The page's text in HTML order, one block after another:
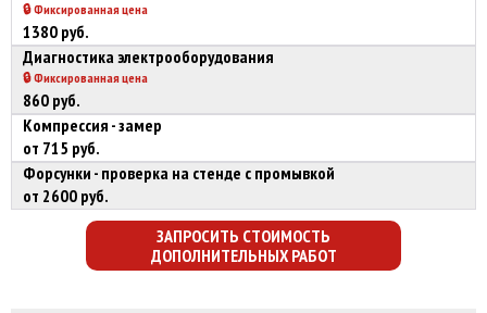
🔒 Фиксированная цена
1380 руб.
Диагностика электрооборудования
🔒 Фиксированная цена
860 руб.
Компрессия - замер
от 715 руб.
Форсунки - проверка на стенде с промывкой
от 2600 руб.
ЗАПРОСИТЬ СТОИМОСТЬ
ДОПОЛНИТЕЛЬНЫХ РАБОТ